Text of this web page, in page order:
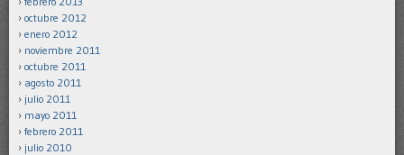
octubre 2012
enero 2012
noviembre 2011
octubre 2011
agosto 2011
julio 2011
mayo 2011
febrero 2011
julio 2010